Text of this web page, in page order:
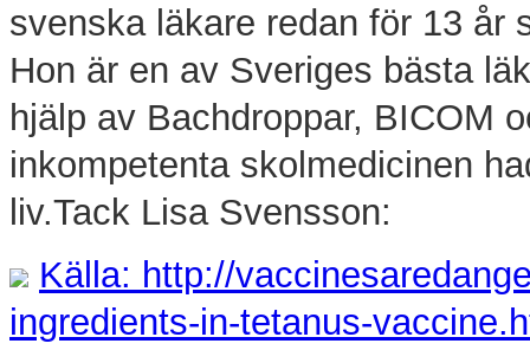
svenska läkare redan för 13 år
Hon är en av Sveriges bästa
hjälp av Bachdroppar, BICOM
inkompetenta skolmedicinen
liv.Tack Lisa Svensson:
Källa: http://
ingredients-in-tetanus-